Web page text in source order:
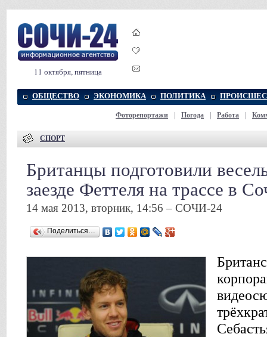
11 октября, пятница
ОБЩЕСТВО ЭКОНОМИКА ПОЛИТИКА
Фоторепортажи Погода Работа
СПОРТ
Британцы подготовили
заезде Феттеля на трассе в
14 мая 2013, вторник, 14:56 – СОЧИ-24
Поделиться…